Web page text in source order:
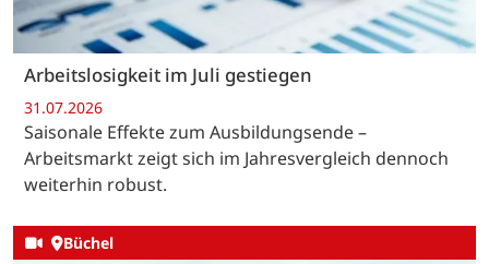
Arbeitslosigkeit im Juli gestiegen
31.07.2026
Saisonale Effekte zum Ausbildungsende –
Arbeitsmarkt zeigt sich im Jahresvergleich dennoch
weiterhin robust.
Büchel